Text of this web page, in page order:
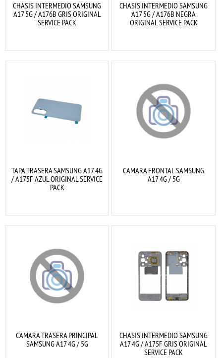
CHASIS INTERMEDIO SAMSUNG
A17 5G / A176B GRIS ORIGINAL
SERVICE PACK
CHASIS INTERMEDIO SAMSUNG
A17 5G / A176B NEGRA
ORIGINAL SERVICE PACK
TAPA TRASERA SAMSUNG A17 4G
/ A175F AZUL ORIGINAL SERVICE
PACK
CAMARA FRONTAL SAMSUNG
A17 4G / 5G
CAMARA TRASERA PRINCIPAL
SAMSUNG A17 4G / 5G
CHASIS INTERMEDIO SAMSUNG
A17 4G / A175F GRIS ORIGINAL
SERVICE PACK